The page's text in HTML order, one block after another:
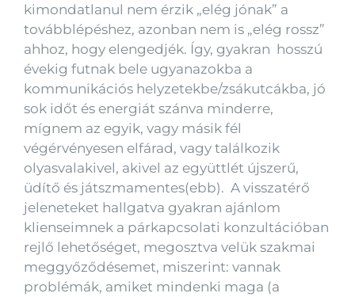
kimondatlanul nem érzik „elég jónak” a
továbblépéshez, azonban nem is „elég rossz”
ahhoz, hogy elengedjék. Így, gyakran hosszú
évekig futnak bele ugyanazokba a
kommunikációs helyzetekbe/zsákutcákba, jó
sok időt és energiát szánva minderre,
mígnem az egyik, vagy másik fél
végérvényesen elfárad, vagy találkozik
olyasvalakivel, akivel az együttlét újszerű,
üdítő és játszmamentes(ebb). A visszatérő
jeleneteket hallgatva gyakran ajánlom
klienseimnek a párkapcsolati konzultációban
rejlő lehetőséget, megosztva velük szakmai
meggyőződésemet, miszerint: vannak
problémák, amiket mindenki maga (a